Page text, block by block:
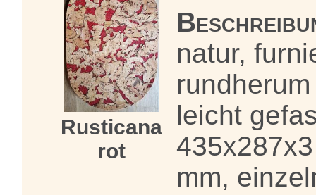
Rusticana
rot
natur,
rundherum
leicht
435x287x3
mm,